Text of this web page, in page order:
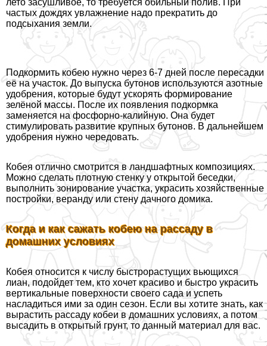
лето засушливое, то требуется обильный полив. При
частых дождях увлажнение надо прекратить до
подсыхания земли.
Подкормить кобею нужно через 6-7 дней после пересадки
её на участок. До выпуска бутонов используются азотные
удобрения, которые будут ускорять формирование
зелёной массы. После их появления подкормка
заменяется на фосфорно-калийную. Она будет
стимулировать развитие крупных бутонов. В дальнейшем
удобрения нужно чередовать.
Кобея отлично смотрится в ландшафтных композициях.
Можно сделать плотную стенку у открытой беседки,
выполнить зонирование участка, украсить хозяйственные
постройки, веранду или стену дачного домика.
Когда и как сажать кобею на рассаду в
домашних условиях
Кобея относится к числу быстрорастущих вьющихся
лиан, подойдет тем, кто хочет красиво и быстро украсить
вертикальные поверхности своего сада и успеть
насладиться ими за один сезон. Если вы хотите знать, как
вырастить рассаду кобеи в домашних условиях, а потом
высадить в открытый грунт, то данный материал для вас.